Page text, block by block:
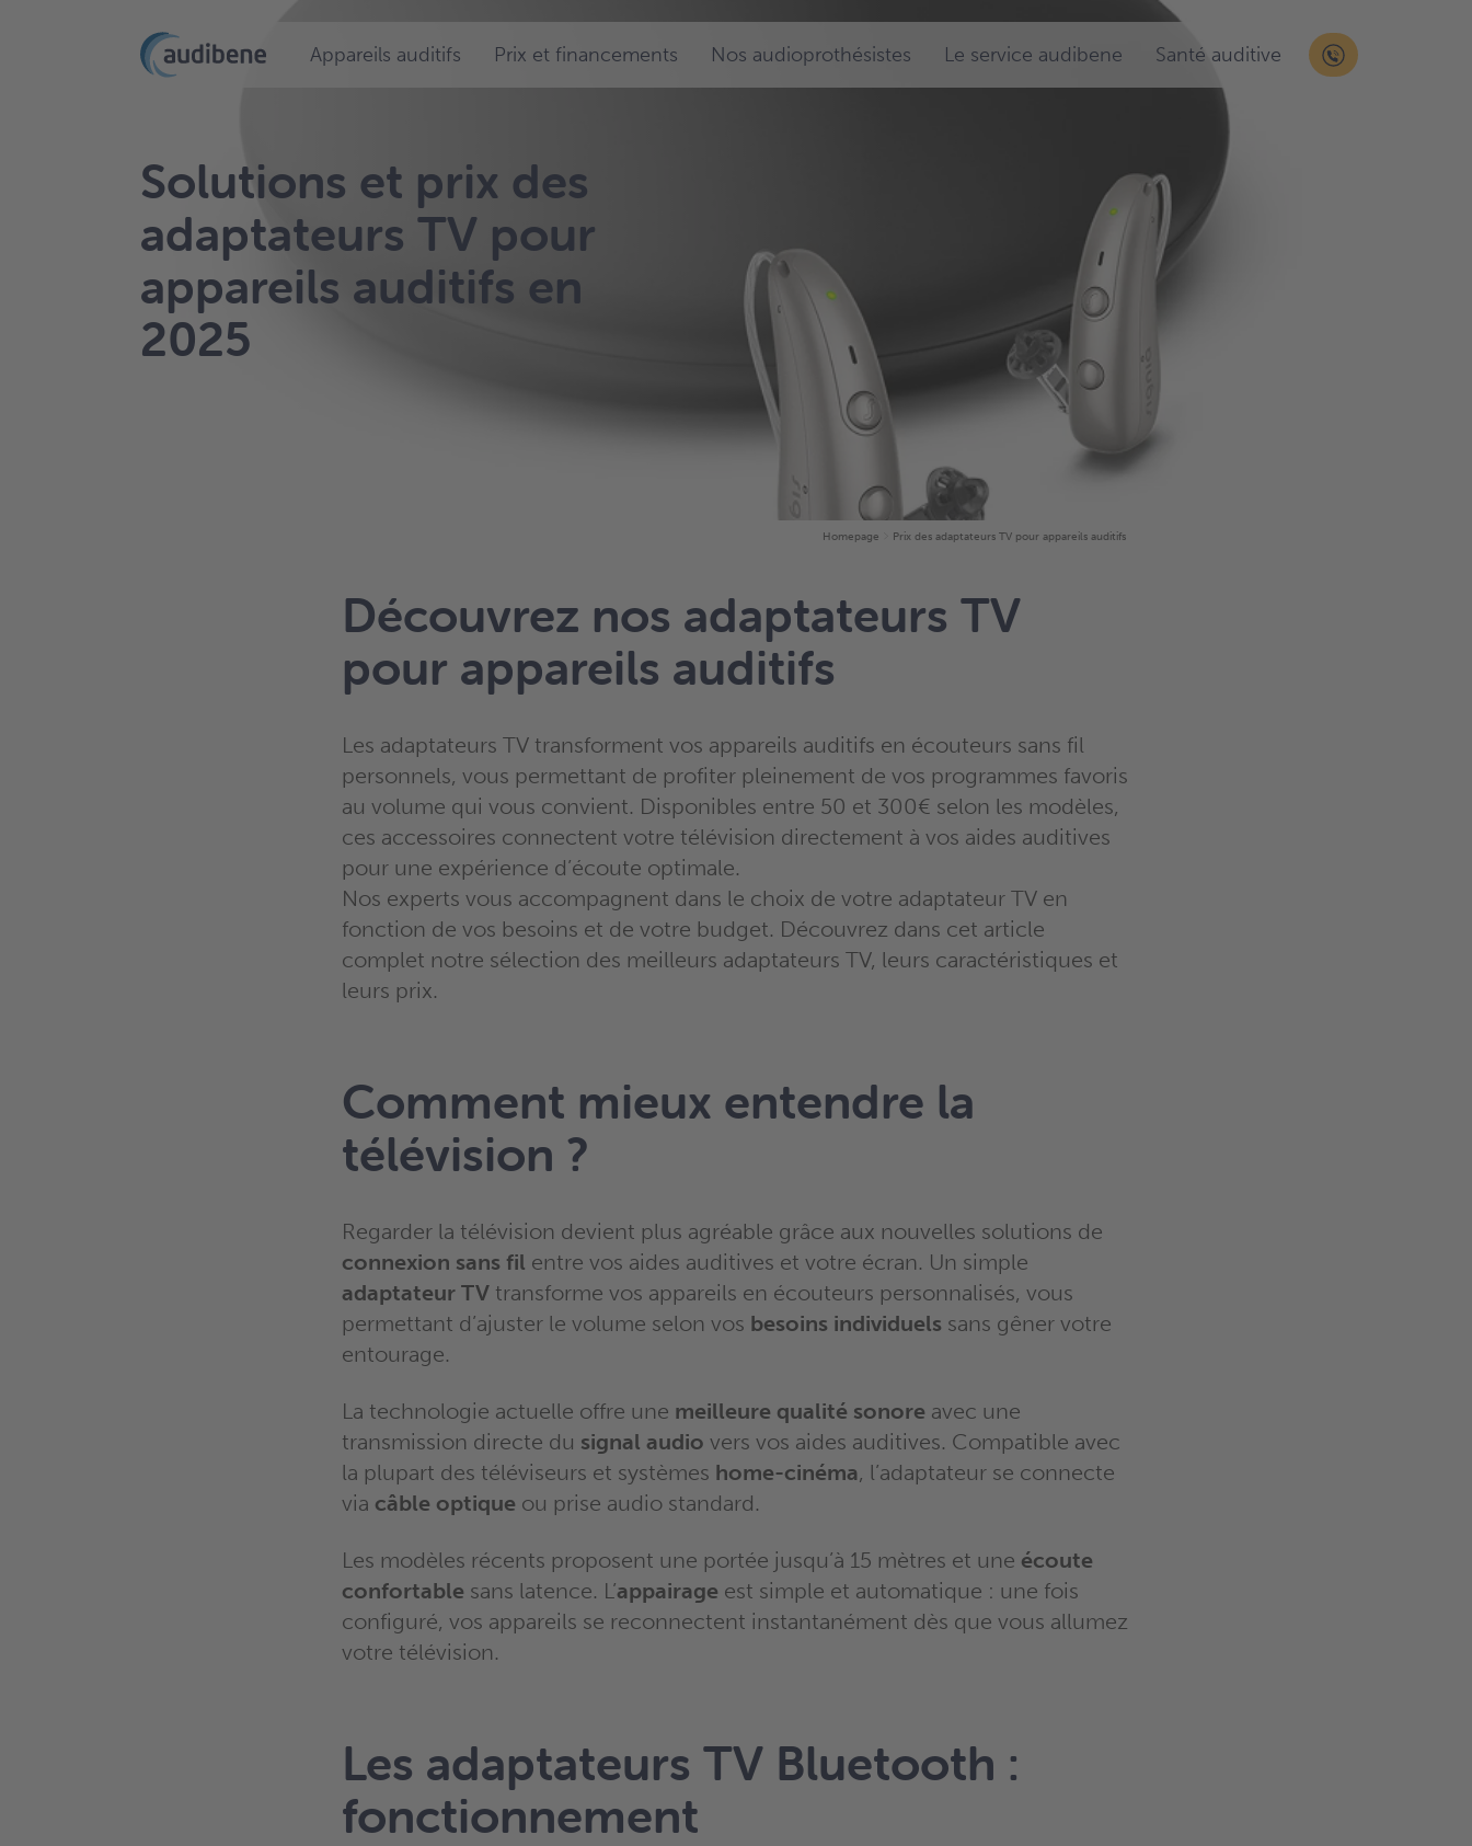
Appareils auditifs Prix et financements Nos audioprothésistes Le service audibene Santé auditive
Solutions et prix des
adaptateurs TV pour
appareils auditifs en
2025
Homepage Prix des adaptateurs TV pour appareils auditifs
Découvrez nos adaptateurs TV
pour appareils auditifs
Les adaptateurs TV transforment vos appareils auditifs en écouteurs sans fil
personnels, vous permettant de profiter pleinement de vos programmes favoris
au volume qui vous convient. Disponibles entre 50 et 300€ selon les modèles,
ces accessoires connectent votre télévision directement à vos aides auditives
pour une expérience d’écoute optimale.
Nos experts vous accompagnent dans le choix de votre adaptateur TV en
fonction de vos besoins et de votre budget. Découvrez dans cet article
complet notre sélection des meilleurs adaptateurs TV, leurs caractéristiques et
leurs prix.
Comment mieux entendre la
télévision ?
Regarder la télévision devient plus agréable grâce aux nouvelles solutions de
connexion sans fil entre vos aides auditives et votre écran. Un simple
adaptateur TV transforme vos appareils en écouteurs personnalisés, vous
permettant d’ajuster le volume selon vos besoins individuels sans gêner votre
entourage.
La technologie actuelle offre une meilleure qualité sonore avec une
transmission directe du signal audio vers vos aides auditives. Compatible avec
la plupart des téléviseurs et systèmes home-cinéma, l’adaptateur se connecte
via câble optique ou prise audio standard.
Les modèles récents proposent une portée jusqu’à 15 mètres et une écoute
confortable sans latence. L’appairage est simple et automatique : une fois
configuré, vos appareils se reconnectent instantanément dès que vous allumez
votre télévision.
Les adaptateurs TV Bluetooth :
fonctionnement